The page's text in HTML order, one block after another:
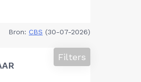
Bron: CBS (30-07-2026)
Filters